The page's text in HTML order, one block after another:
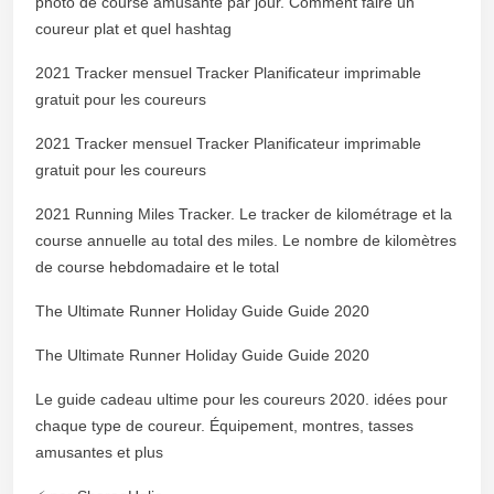
coureur plat et quel hashtag
2021 Tracker mensuel Tracker Planificateur imprimable
gratuit pour les coureurs
2021 Tracker mensuel Tracker Planificateur imprimable
gratuit pour les coureurs
2021 Running Miles Tracker. Le tracker de kilométrage et la
course annuelle au total des miles. Le nombre de kilomètres
de course hebdomadaire et le total
The Ultimate Runner Holiday Guide Guide 2020
The Ultimate Runner Holiday Guide Guide 2020
Le guide cadeau ultime pour les coureurs 2020. idées pour
chaque type de coureur. Équipement, montres, tasses
amusantes et plus